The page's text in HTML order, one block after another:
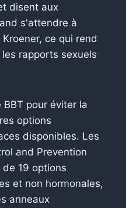
disent aux
s'attendre à
ce qui rend
rapports sexuels
pour éviter la
options
disponibles. Les
and Prevention
19 options
et non hormonales,
anneaux